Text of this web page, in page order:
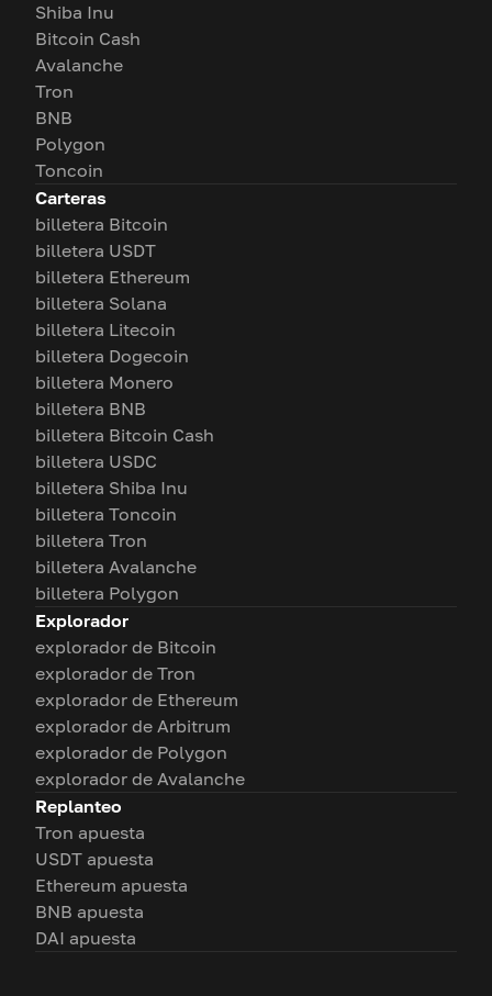
Shiba Inu
Bitcoin Cash
Avalanche
Tron
BNB
Polygon
Toncoin
Carteras
billetera Bitcoin
billetera USDT
billetera Ethereum
billetera Solana
billetera Litecoin
billetera Dogecoin
billetera Monero
billetera BNB
billetera Bitcoin Cash
billetera USDC
billetera Shiba Inu
billetera Toncoin
billetera Tron
billetera Avalanche
billetera Polygon
Explorador
explorador de Bitcoin
explorador de Tron
explorador de Ethereum
explorador de Arbitrum
explorador de Polygon
explorador de Avalanche
Replanteo
Tron apuesta
USDT apuesta
Ethereum apuesta
BNB apuesta
DAI apuesta